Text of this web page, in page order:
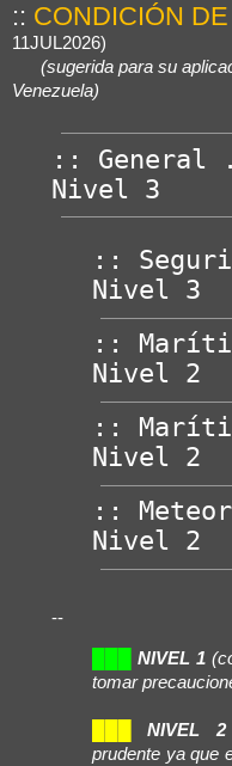
a
:: CONDICIÓN
11JUL2026)
(sugerida para su
Venezuela)
::
Nivel 3
::
Nivel 3
::
Nivel 2
::
Nivel 2
::
Nivel 2
--
NIVEL 1
tomar
███NIVEL 2
prudente ya que